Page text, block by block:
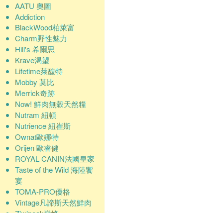
AATU 奧圖
Addiction
BlackWood柏萊富
Charm野性魅力
Hill's 希爾思
Krave渴望
Lifetime萊馥特
Mobby 莫比
Merrick奇跡
Now! 鮮肉無穀天然糧
Nutram 紐頓
Nutrience 紐崔斯
Ownat歐娜特
Orijen 歐睿健
ROYAL CANIN法國皇家
Taste of the Wild 海陸饗
宴
TOMA-PRO優格
Vintage凡諦斯天然鮮肉